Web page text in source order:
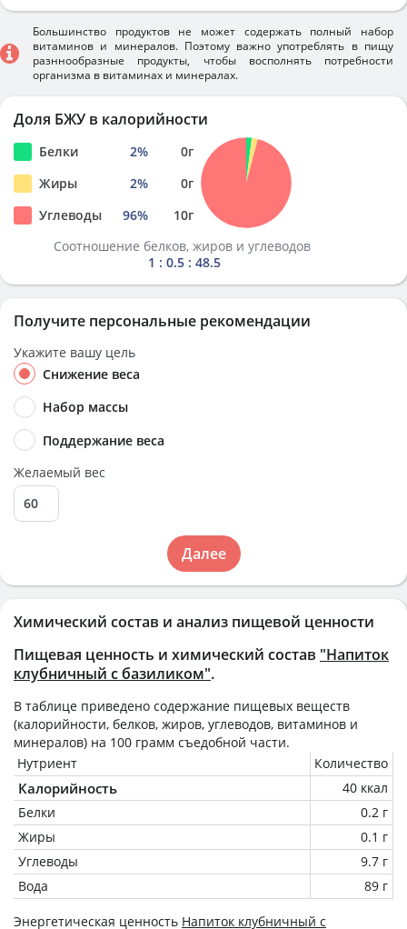
Химический состав и анализ пищевой ценности
Пищевая ценность и химический состав "Напиток
клубничный с базиликом".
В таблице приведено содержание пищевых веществ
(калорийности, белков, жиров, углеводов, витаминов и
минералов) на 100 грамм съедобной части.
Нутриент
Количество
Калорийность
40 ккал
Белки
0.2 г
Жиры
0.1 г
Углеводы
9.7 г
Вода
89 г
Энергетическая ценность Напиток клубничный с
Большинство продуктов не может содержать полный набор
витаминов и минералов. Поэтому важно употреблять в пищу
разннообразные продукты, чтобы восполнять потребности
организма в витаминах и минералах.
Доля БЖУ в калорийности
Белки 2% 0г
Жиры
2% 0г
Углеводы
96% 10г
Соотношение белков, жиров и углеводов
1 : 0.5 : 48.5
Получите персональные рекомендации
Укажите вашу цель
Снижение веса
Набор массы
Поддержание веса
Желаемый вес
Далее